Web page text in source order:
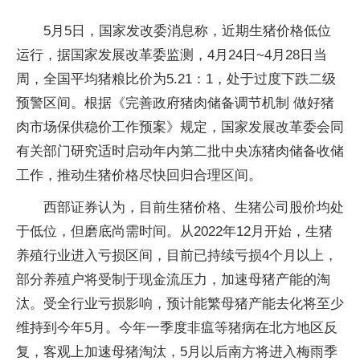
5月5日，国家发改委消息称，近期生猪价格低位
运行，据国家发展改革委监测，4月24日~4月28日当
周，全国平均猪粮比价为5.21：1，处于过度下跌二级
预警区间。根据《完善政府猪肉储备调节机制 做好猪
肉市场保供稳价工作预案》规定，国家发展改革委会同
有关部门研究适时启动年内第二批中央冻猪肉储备收储
工作，推动生猪价格尽快回归合理区间。
西部证券认为，目前生猪价格、生猪公司股价均处
于低位，但磨底尚需时间。从2022年12月开始，生猪
养殖行业进入亏损区间，目前已持续亏损4个月以上，
部分养殖户将受制于现金流压力，加速母猪产能的淘
汰。受全行业亏损影响，预计能繁母猪产能去化将至少
维持到今年5月。今年一季度非瘟等猪病在北方地区反
复，客观上加速母猪淘汰，5月以后南方将进入梅雨季